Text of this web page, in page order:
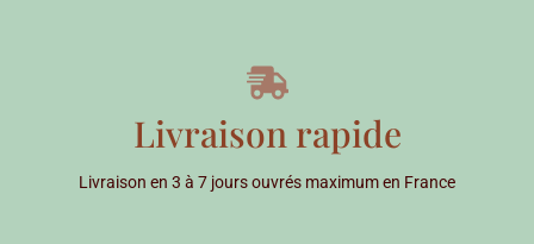
Livraison rapide
Livraison en 3 à 7 jours ouvrés maximum en France